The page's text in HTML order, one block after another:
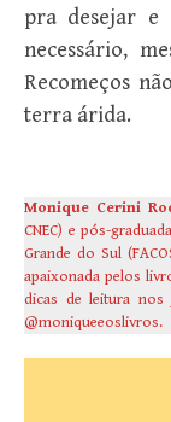
pra desejar e
necessário,
Recomeços
terra árida.
Monique Cerini
CNEC) e pós-
Grande do Sul
apaixonada pelos
dicas de leitura
@moniqueeoslivros.